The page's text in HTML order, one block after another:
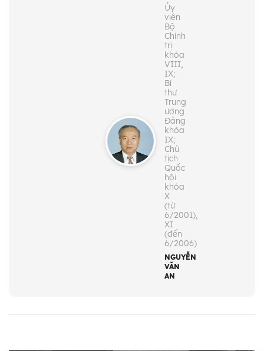
Ủy
viên
Bộ
Chính
trị
khóa
VIII,
IX;
Bí
thư
Trung
ương
Đảng
khóa
IX;
Chủ
tịch
Quốc
hội
khóa
X
(từ
6/2001),
XI
(đến
6/2006)
NGUYỄN
VĂN
AN